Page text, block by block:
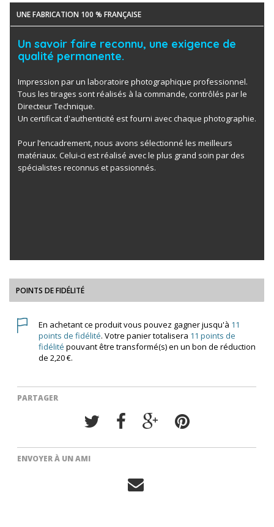
UNE FABRICATION 100 % FRANÇAISE
Un savoir faire reconnu, une exigence de
qualité permanente.
Impression par un laboratoire photographique professionnel.
Tous les tirages sont réalisés à la commande, contrôlés par le
Directeur Technique.
Un certificat d'authenticité est fourni avec chaque photographie.
Pour l’encadrement, nous avons sélectionné les meilleurs
matériaux. Celui-ci est réalisé avec le plus grand soin par des
spécialistes reconnus et passionnés.
POINTS DE FIDÉLITÉ
En achetant ce produit vous pouvez gagner jusqu'à 11
points de fidélité. Votre panier totalisera 11 points de
fidélité pouvant être transformé(s) en un bon de réduction
de 2,20 €.
PARTAGER
ENVOYER À UN AMI